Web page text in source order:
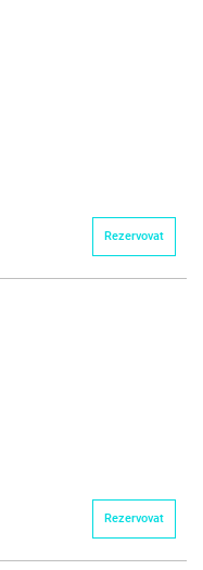
Rezervovat
Rezervovat